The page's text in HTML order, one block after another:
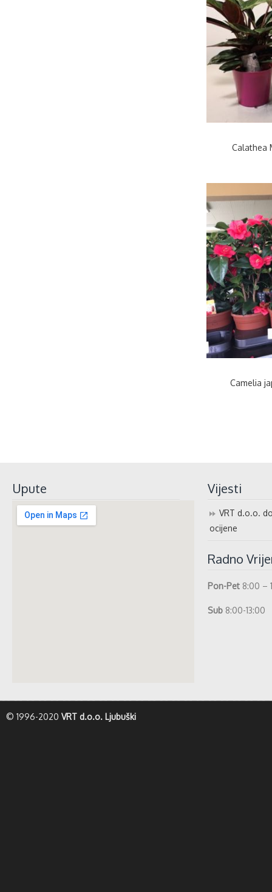
Calathea
Camelia
Upute Vijesti
VRT d.o.o.
ocijene
Radno
Pon-Pet 8:00 –
Sub 8:00-13:00
© 1996-2020 VRT d.o.o. Ljubuški